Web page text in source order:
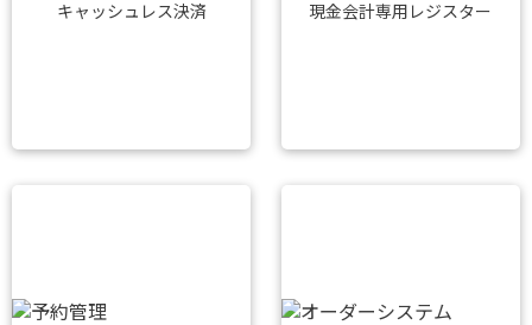
キャッシュレス決済 現金会計専用レジスター